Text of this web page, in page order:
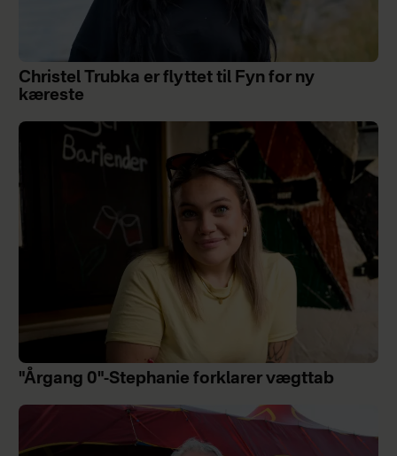
Christel Trubka er flyttet til Fyn for ny
kæreste
"Årgang 0"-Stephanie forklarer vægttab